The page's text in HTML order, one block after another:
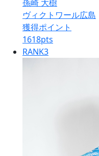
孫崎 大樹
ヴィクトワール広島
獲得ポイント
1618pts
RANK3